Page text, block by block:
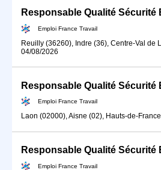
Emploi France Travail
Reuilly (36260), Indre (36), Centre-Val de
04/08/2026
Emploi France Travail
Laon (02000), Aisne (02), Hauts-de-France
Emploi France Travail